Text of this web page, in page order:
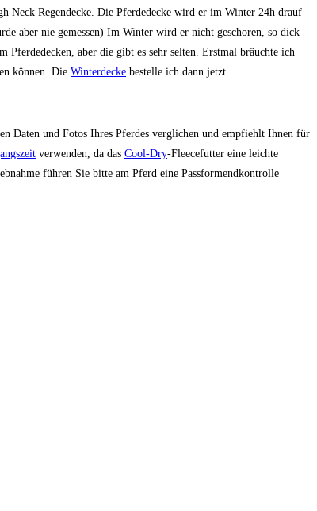
Neck Regendecke. Die Pferdedecke wird er im Winter 24h drauf
aber nie gemessen) Im Winter wird er nicht geschoren, so dick
aber die gibt es sehr selten. Erstmal bräuchte ich
können. Die Winterdecke bestelle ich dann jetzt.
Daten und Fotos Ihres Pferdes verglichen und empfiehlt Ihnen für
verwenden, da das Cool-Dry-Fleecefutter eine leichte
führen Sie bitte am Pferd eine Passformendkontrolle